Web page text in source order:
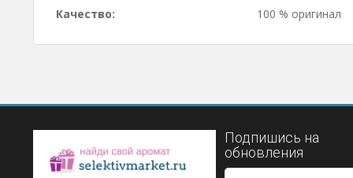
Качество:
100 % оригинал
Подпишись на
обновления